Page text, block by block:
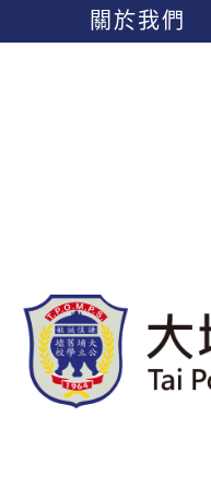
關於我們